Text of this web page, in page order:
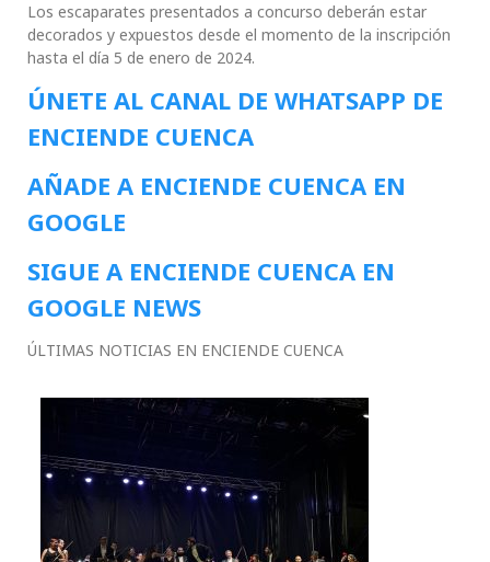
Los escaparates presentados a concurso deberán estar
decorados y expuestos desde el momento de la inscripción
hasta el día 5 de enero de 2024.
ÚNETE AL CANAL DE WHATSAPP DE
ENCIENDE CUENCA
AÑADE A ENCIENDE CUENCA EN
GOOGLE
SIGUE A ENCIENDE CUENCA EN
GOOGLE NEWS
ÚLTIMAS NOTICIAS EN ENCIENDE CUENCA